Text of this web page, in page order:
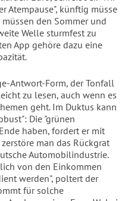
Atempause", künftig müsse
den Sommer und
Welle sturmfest zu
App gehöre dazu eine
Antwort-Form, der Tonfall
zu lesen, auch wenn es
geht. Im Duktus kann
Die "grünen
haben, fordert er mit
man das Rückgrat
Automobilindustrie.
von den Einkommen
werden", poltert der
für solche